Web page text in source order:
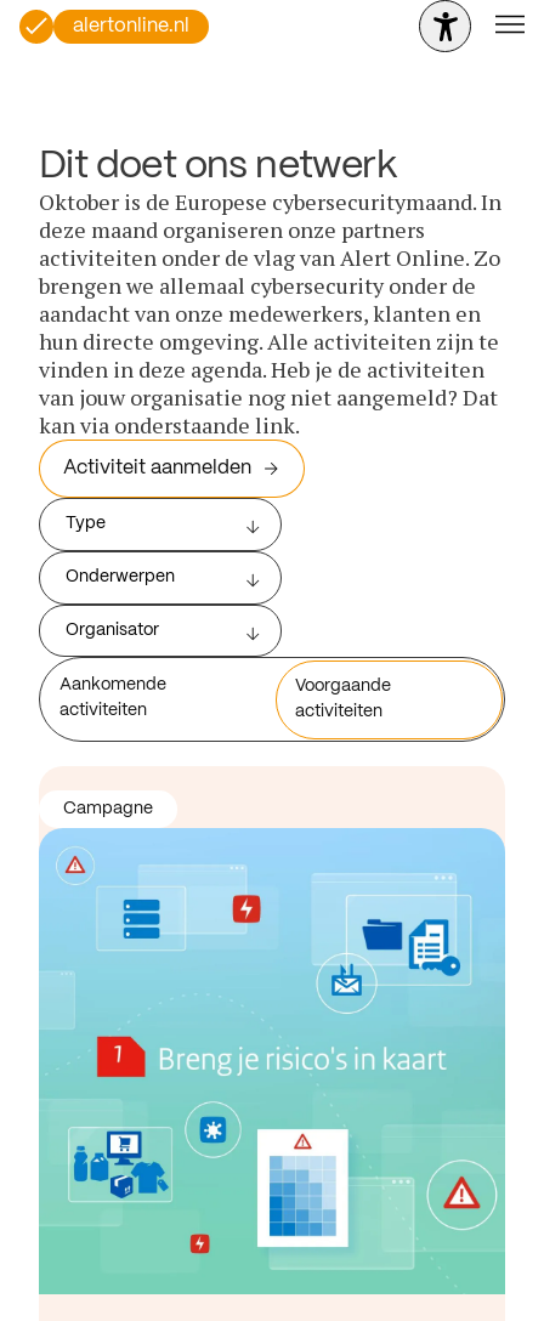
alertonline.nl
Dit doet ons netwerk
Oktober is de Europese cybersecuritymaand. In
deze maand organiseren onze partners
activiteiten onder de vlag van Alert Online. Zo
brengen we allemaal cybersecurity onder de
aandacht van onze medewerkers, klanten en
hun directe omgeving. Alle activiteiten zijn te
vinden in deze agenda. Heb je de activiteiten
van jouw organisatie nog niet aangemeld? Dat
kan via onderstaande link.
Activiteit aanmelden
Type
Onderwerpen
Organisator
Aankomende
activiteiten
Voorgaande
activiteiten
Campagne